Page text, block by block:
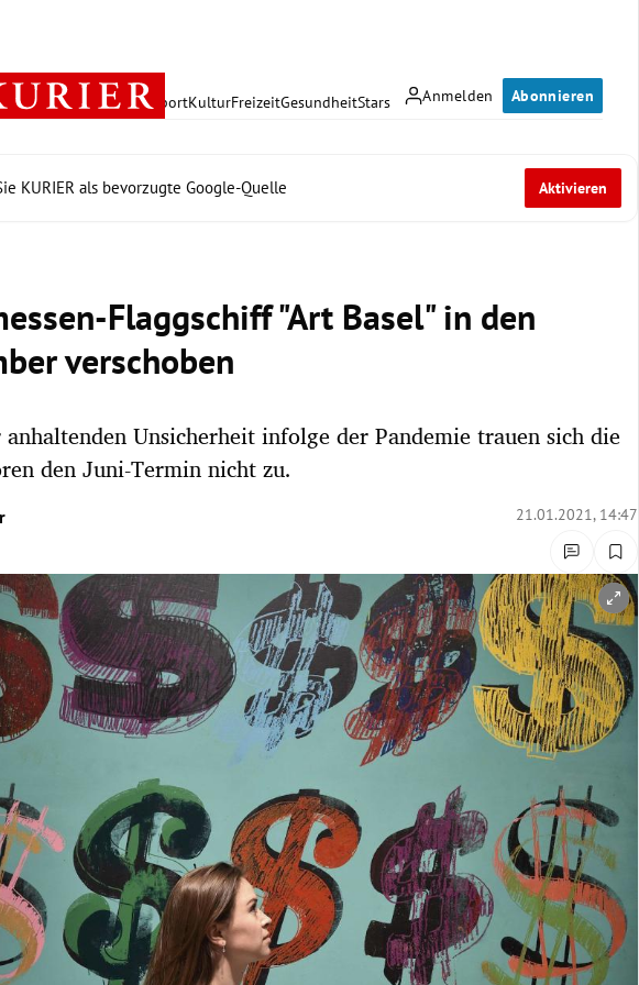
Anmelden Abonnieren
PolitikWirtschaft SportKulturFreizeitGesundheitStars
KURIER als bevorzugte Google-Quelle Aktivieren
Flaggschiff "Art Basel" in den
verschoben
anhaltenden Unsicherheit infolge der Pandemie trauen sich die
den Juni-Termin nicht zu.
21.01.2021, 14:47
öffnen/schließen